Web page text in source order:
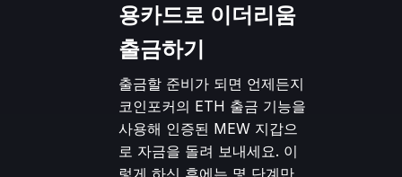
용카드로 이더리움
출금하기
출금할 준비가 되면 언제든지
코인포커의 ETH 출금 기능을
사용해 인증된 MEW 지갑으
로 자금을 돌려 보내세요. 이